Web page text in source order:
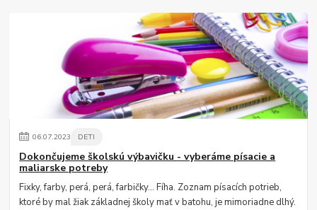
06.07.2023 DETI
Dokončujeme školskú výbavičku - vyberáme písacie a
maliarske potreby
Fixky, farby, perá, perá, farbičky... Fíha. Zoznam písacích potrieb,
ktoré by mal žiak základnej školy mať v batohu, je mimoriadne dlhý.